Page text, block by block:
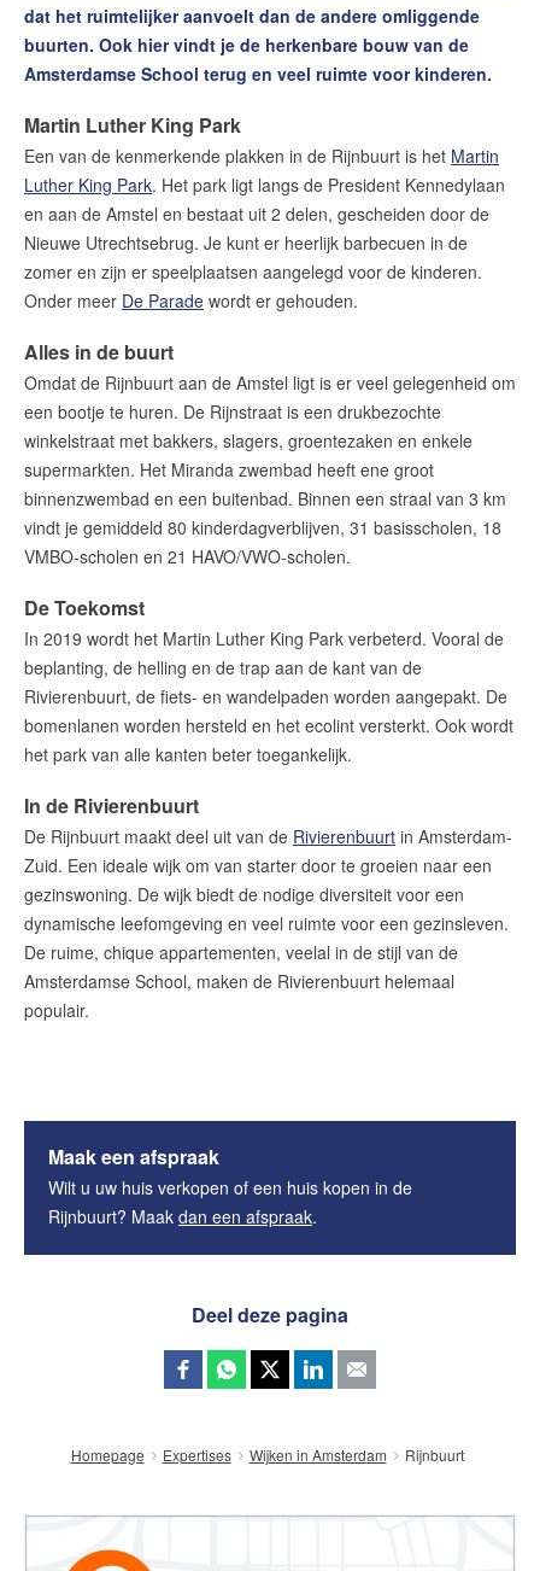
dat het ruimtelijker aanvoelt dan de andere omliggende
buurten. Ook hier vindt je de herkenbare bouw van de
Amsterdamse School terug en veel ruimte voor kinderen.
Martin Luther King Park
Een van de kenmerkende plakken in de Rijnbuurt is het Martin
Luther King Park. Het park ligt langs de President Kennedylaan
en aan de Amstel en bestaat uit 2 delen, gescheiden door de
Nieuwe Utrechtsebrug. Je kunt er heerlijk barbecuen in de
zomer en zijn er speelplaatsen aangelegd voor de kinderen.
Onder meer De Parade wordt er gehouden.
Alles in de buurt
Omdat de Rijnbuurt aan de Amstel ligt is er veel gelegenheid om
een bootje te huren. De Rijnstraat is een drukbezochte
winkelstraat met bakkers, slagers, groentezaken en enkele
supermarkten. Het Miranda zwembad heeft ene groot
binnenzwembad en een buitenbad. Binnen een straal van 3 km
vindt je gemiddeld 80 kinderdagverblijven, 31 basisscholen, 18
VMBO-scholen en 21 HAVO/VWO-scholen.
De Toekomst
In 2019 wordt het Martin Luther King Park verbeterd. Vooral de
beplanting, de helling en de trap aan de kant van de
Rivierenbuurt, de fiets- en wandelpaden worden aangepakt. De
bomenlanen worden hersteld en het ecolint versterkt. Ook wordt
het park van alle kanten beter toegankelijk.
In de Rivierenbuurt
De Rijnbuurt maakt deel uit van de Rivierenbuurt in Amsterdam-
Zuid. Een ideale wijk om van starter door te groeien naar een
gezinswoning. De wijk biedt de nodige diversiteit voor een
dynamische leefomgeving en veel ruimte voor een gezinsleven.
De ruime, chique appartementen, veelal in de stijl van de
Amsterdamse School, maken de Rivierenbuurt helemaal
populair.
Maak een afspraak
Wilt u uw huis verkopen of een huis kopen in de
Rijnbuurt? Maak dan een afspraak.
Deel deze pagina
Homepage Expertises Wijken in Amsterdam Rijnbuurt